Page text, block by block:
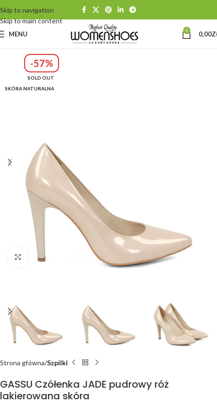
Skip to navigation
Skip to main content
MENU 0 0,00
-57%
SOLD OUT
SKÓRA NATURALNA
Click to enlarge
Strona główna Szpilki
GASSU Czółenka JADE pudrowy róż
lakierowana skóra